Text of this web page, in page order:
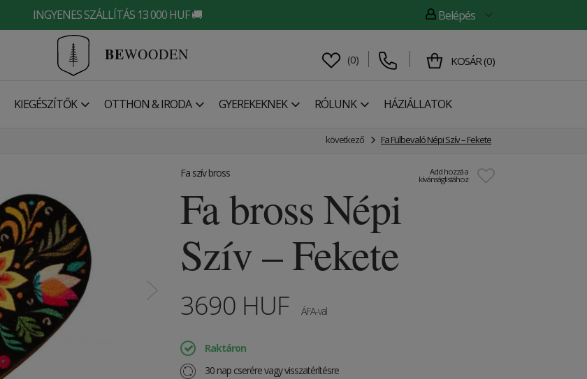
INGYENES SZÁLLÍTÁS 13 000 HUF 🚚 Belépés
BEWOODEN (0) KOSÁR(0)
KIEGÉSZÍTŐK OTTHON & IRODA GYEREKEKNEK RÓLUNK HÁZIÁLLATOK
következő Fa Fülbevaló Népi Szív – Fekete
Add hozzá a
kívánságlistához
Fa szív bross
Fa bross Népi
Szív – Fekete
3690 HUF ÁFA-val
Raktáron
30 nap cserére vagy visszatérítésre